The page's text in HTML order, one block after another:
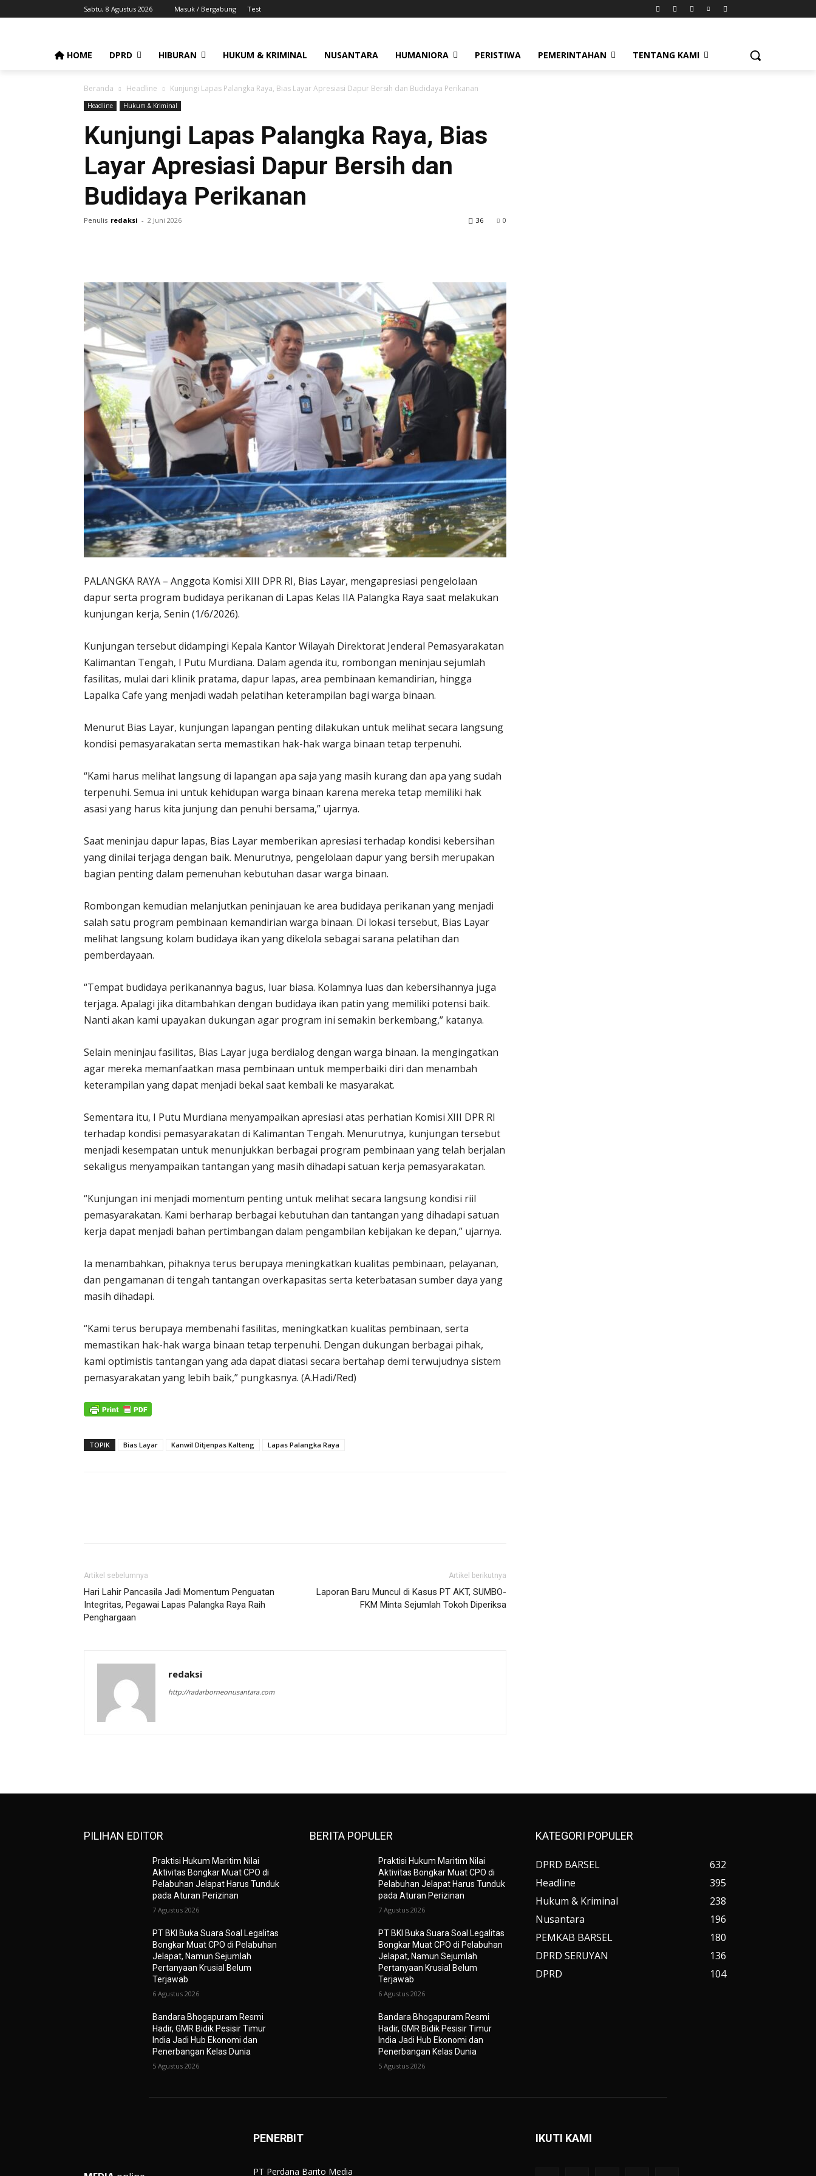
Sabtu, 8 Agustus 2026 Masuk / Bergabung Test
HOME DPRD HIBURAN HUKUM & KRIMINAL NUSANTARA HUMANIORA PERISTIWA PEMERINTAHAN TENTANG KAMI
Beranda Headline Kunjungi Lapas Palangka Raya, Bias Layar Apresiasi Dapur Bersih dan Budidaya Perikanan
Headline Hukum & Kriminal
Kunjungi Lapas Palangka Raya, Bias
Layar Apresiasi Dapur Bersih dan
Budidaya Perikanan
Penulis redaksi - 2 Juni 2026 0
36
PALANGKA RAYA – Anggota Komisi XIII DPR RI, Bias Layar, mengapresiasi pengelolaan
dapur serta program budidaya perikanan di Lapas Kelas IIA Palangka Raya saat melakukan
kunjungan kerja, Senin (1/6/2026).
Kunjungan tersebut didampingi Kepala Kantor Wilayah Direktorat Jenderal Pemasyarakatan
Kalimantan Tengah, I Putu Murdiana. Dalam agenda itu, rombongan meninjau sejumlah
fasilitas, mulai dari klinik pratama, dapur lapas, area pembinaan kemandirian, hingga
Lapalka Cafe yang menjadi wadah pelatihan keterampilan bagi warga binaan.
Menurut Bias Layar, kunjungan lapangan penting dilakukan untuk melihat secara langsung
kondisi pemasyarakatan serta memastikan hak-hak warga binaan tetap terpenuhi.
“Kami harus melihat langsung di lapangan apa saja yang masih kurang dan apa yang sudah
terpenuhi. Semua ini untuk kehidupan warga binaan karena mereka tetap memiliki hak
asasi yang harus kita junjung dan penuhi bersama,” ujarnya.
Saat meninjau dapur lapas, Bias Layar memberikan apresiasi terhadap kondisi kebersihan
yang dinilai terjaga dengan baik. Menurutnya, pengelolaan dapur yang bersih merupakan
bagian penting dalam pemenuhan kebutuhan dasar warga binaan.
Rombongan kemudian melanjutkan peninjauan ke area budidaya perikanan yang menjadi
salah satu program pembinaan kemandirian warga binaan. Di lokasi tersebut, Bias Layar
melihat langsung kolam budidaya ikan yang dikelola sebagai sarana pelatihan dan
pemberdayaan.
“Tempat budidaya perikanannya bagus, luar biasa. Kolamnya luas dan kebersihannya juga
terjaga. Apalagi jika ditambahkan dengan budidaya ikan patin yang memiliki potensi baik.
Nanti akan kami upayakan dukungan agar program ini semakin berkembang,” katanya.
Selain meninjau fasilitas, Bias Layar juga berdialog dengan warga binaan. Ia mengingatkan
agar mereka memanfaatkan masa pembinaan untuk memperbaiki diri dan menambah
keterampilan yang dapat menjadi bekal saat kembali ke masyarakat.
Sementara itu, I Putu Murdiana menyampaikan apresiasi atas perhatian Komisi XIII DPR RI
terhadap kondisi pemasyarakatan di Kalimantan Tengah. Menurutnya, kunjungan tersebut
menjadi kesempatan untuk menunjukkan berbagai program pembinaan yang telah berjalan
sekaligus menyampaikan tantangan yang masih dihadapi satuan kerja pemasyarakatan.
“Kunjungan ini menjadi momentum penting untuk melihat secara langsung kondisi riil
pemasyarakatan. Kami berharap berbagai kebutuhan dan tantangan yang dihadapi satuan
kerja dapat menjadi bahan pertimbangan dalam pengambilan kebijakan ke depan,” ujarnya.
Ia menambahkan, pihaknya terus berupaya meningkatkan kualitas pembinaan, pelayanan,
dan pengamanan di tengah tantangan overkapasitas serta keterbatasan sumber daya yang
masih dihadapi.
“Kami terus berupaya membenahi fasilitas, meningkatkan kualitas pembinaan, serta
memastikan hak-hak warga binaan tetap terpenuhi. Dengan dukungan berbagai pihak,
kami optimistis tantangan yang ada dapat diatasi secara bertahap demi terwujudnya sistem
pemasyarakatan yang lebih baik,” pungkasnya. (A.Hadi/Red)
TOPIK Bias Layar Kanwil Ditjenpas Kalteng Lapas Palangka Raya
Artikel sebelumnya
Hari Lahir Pancasila Jadi Momentum Penguatan
Integritas, Pegawai Lapas Palangka Raya Raih
Penghargaan
Artikel berikutnya
Laporan Baru Muncul di Kasus PT AKT, SUMBO-
FKM Minta Sejumlah Tokoh Diperiksa
redaksi
http://radarborneonusantara.com
PILIHAN EDITOR
Praktisi Hukum Maritim Nilai
Aktivitas Bongkar Muat CPO di
Pelabuhan Jelapat Harus Tunduk
pada Aturan Perizinan
7 Agustus 2026
PT BKI Buka Suara Soal Legalitas
Bongkar Muat CPO di Pelabuhan
Jelapat, Namun Sejumlah
Pertanyaan Krusial Belum
Terjawab
6 Agustus 2026
Bandara Bhogapuram Resmi
Hadir, GMR Bidik Pesisir Timur
India Jadi Hub Ekonomi dan
Penerbangan Kelas Dunia
5 Agustus 2026
BERITA POPULER
Praktisi Hukum Maritim Nilai
Aktivitas Bongkar Muat CPO di
Pelabuhan Jelapat Harus Tunduk
pada Aturan Perizinan
7 Agustus 2026
PT BKI Buka Suara Soal Legalitas
Bongkar Muat CPO di Pelabuhan
Jelapat, Namun Sejumlah
Pertanyaan Krusial Belum
Terjawab
6 Agustus 2026
Bandara Bhogapuram Resmi
Hadir, GMR Bidik Pesisir Timur
India Jadi Hub Ekonomi dan
Penerbangan Kelas Dunia
5 Agustus 2026
KATEGORI POPULER
DPRD BARSEL
632
Headline
395
Hukum & Kriminal
238
Nusantara
196
PEMKAB BARSEL
180
DPRD SERUYAN
136
DPRD
104
PENERBIT
PT Perdana Barito Media
IKUTI KAMI